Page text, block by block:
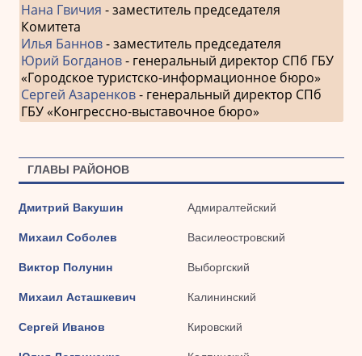
Нана Гвичия - заместитель председателя
Комитета
Илья Баннов- заместитель председателя
Юрий Богданов- генеральный директор СПб ГБУ
«Городское туристско-информационное бюро»
Сергей Азаренков- генеральный директор СПб
ГБУ «Конгрессно-выставочное бюро»
ГЛАВЫ РАЙОНОВ
Дмитрий Вакушин Адмиралтейский
Михаил Соболев Василеостровский
Виктор Полунин Выборгский
Михаил Асташкевич Калининский
Сергей Иванов Кировский